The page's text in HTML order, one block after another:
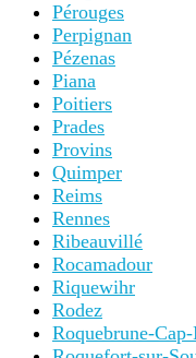
Pérouges
Perpignan
Pézenas
Piana
Poitiers
Prades
Provins
Quimper
Reims
Rennes
Ribeauvillé
Rocamadour
Riquewihr
Rodez
Roquebrune-